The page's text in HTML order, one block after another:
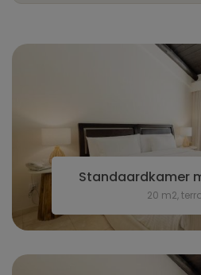
Standaardkamer
20 m2,